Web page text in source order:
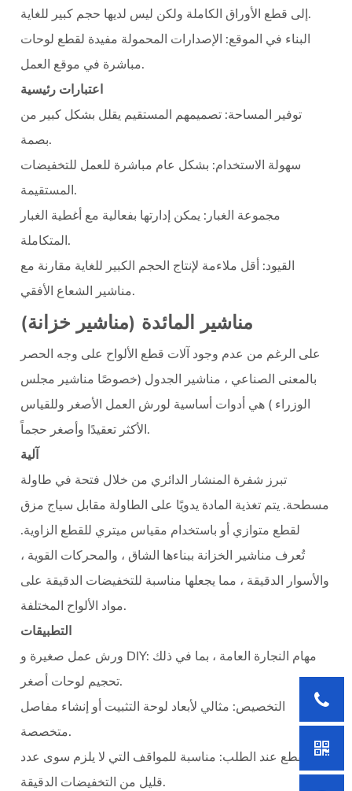
إلى قطع الأوراق الكاملة ولكن ليس لديها حجم كبير للغاية.
البناء في الموقع: الإصدارات المحمولة مفيدة لقطع لوحات
مباشرة في موقع العمل.
اعتبارات رئيسية
توفير المساحة: تصميمهم المستقيم يقلل بشكل كبير من
بصمة.
سهولة الاستخدام: بشكل عام مباشرة للعمل للتخفيضات
المستقيمة.
مجموعة الغبار: يمكن إدارتها بفعالية مع أغطية الغبار
المتكاملة.
القيود: أقل ملاءمة لإنتاج الحجم الكبير للغاية مقارنة مع
مناشير الشعاع الأفقي.
مناشير المائدة (مناشير خزانة)
على الرغم من عدم وجود آلات قطع الألواح على وجه الحصر
بالمعنى الصناعي ، مناشير الجدول (خصوصًا مناشير مجلس
الوزراء ) هي أدوات أساسية لورش العمل الأصغر وللقياس
الأكثر تعقيدًا وأصغر حجماً.
آلية
تبرز شفرة المنشار الدائري من خلال فتحة في طاولة
مسطحة. يتم تغذية المادة يدويًا على الطاولة مقابل سياج مزق
لقطع متوازي أو باستخدام مقياس ميتري للقطع الزاوية.
تُعرف مناشير الخزانة ببناءها الشاق ، والمحركات القوية ،
والأسوار الدقيقة ، مما يجعلها مناسبة للتخفيضات الدقيقة على
مواد الألواح المختلفة.
التطبيقات
ورش عمل صغيرة و DIY: مهام النجارة العامة ، بما في ذلك
تحجيم لوحات أصغر.
التخصيص: مثالي لأبعاد لوحة التثبيت أو إنشاء مفاصل
متخصصة.
القطع عند الطلب: مناسبة للمواقف التي لا يلزم سوى عدد
قليل من التخفيضات الدقيقة.